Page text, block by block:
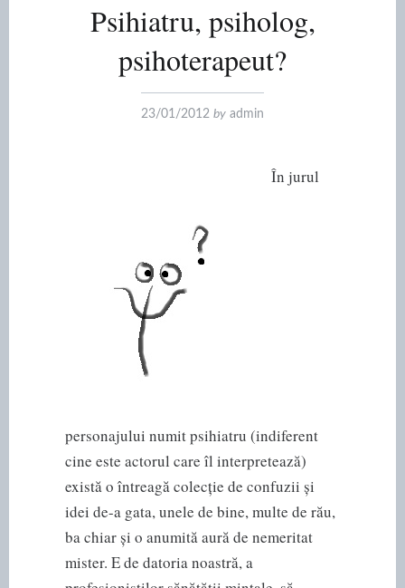
Psihiatru, psiholog,
psihoterapeut?
23/01/2012 by admin
În jurul
personajului numit psihiatru (indiferent
cine este actorul care îl interpretează)
există o întreagă colecție de confuzii și
idei de-a gata, unele de bine, multe de rău,
ba chiar și o anumită aură de nemeritat
mister. E de datoria noastră, a